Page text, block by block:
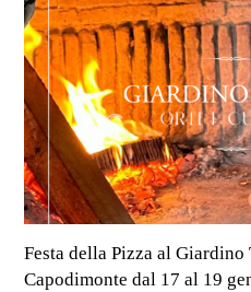
Festa della Pizza al
Capodimonte dal 17 al 19